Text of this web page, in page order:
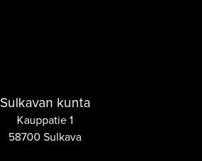
Sulkavan kunta
Kauppatie 1
58700 Sulkava